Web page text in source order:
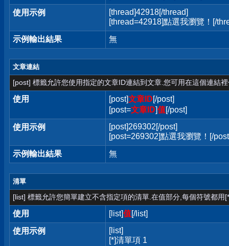
使用示例
[thread]42918[/thread]
[thread=42918]點選我瀏覽！[/
示例輸出結果
無
文章連結
[post] 標籤允許您使用指定的文章ID連結到文章.您可用在這個連結
使用 [post]文章ID[/post]
[post=文章ID]值[/post]
使用示例
[post]269302[/post]
[post=269302]點選我瀏覽！[/
示例輸出結果
無
清單
[list] 標籤允許您簡單建立不含指定項的清單.在值部分,每個符號都用
使用 [list]值[/list]
使用示例
[list]
[*]清單項 1